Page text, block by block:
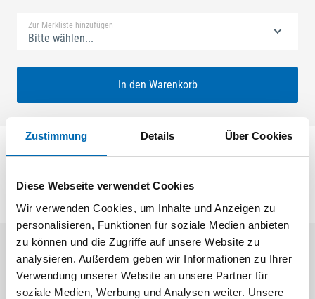
Zustimmung Details Über Cookies
Diese Webseite verwendet Cookies
Wir verwenden Cookies, um Inhalte und Anzeigen zu
personalisieren, Funktionen für soziale Medien anbieten
zu können und die Zugriffe auf unsere Website zu
analysieren. Außerdem geben wir Informationen zu Ihrer
Verwendung unserer Website an unsere Partner für
soziale Medien, Werbung und Analysen weiter. Unsere
Zur Merkliste hinzufügen
Bitte wählen...
In den Warenkorb
Schließblech 1-flg.Sec.19 KD15,5 Kst
Aktuelle Angebote